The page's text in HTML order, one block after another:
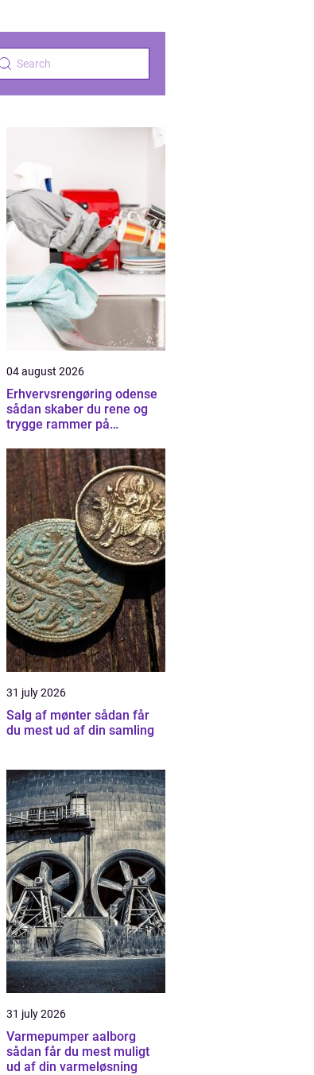
04 august 2026
Erhvervsrengøring odense
sådan skaber du rene og
trygge rammer på
31 july 2026
Salg af mønter sådan får
du mest ud af din samling
31 july 2026
Varmepumper aalborg
sådan får du mest muligt
ud af din varmeløsning